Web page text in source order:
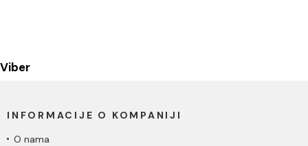
Viber
INFORMACIJE O KOMPANIJI
O nama